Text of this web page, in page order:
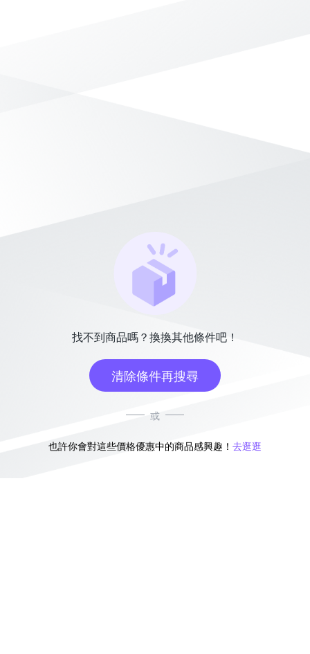
找不到商品嗎？換換其他條件吧！
清除條件再搜尋
或
也許你會對這些價格優惠中的商品感興趣！ 去逛逛